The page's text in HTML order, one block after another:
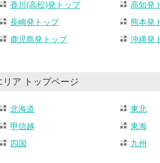
香川(高松)発トップ
高知発
長崎発トップ
熊本発
鹿児島発トップ
沖縄発
リア トップページ
北海道 東北
甲信越
東海
四国
九州